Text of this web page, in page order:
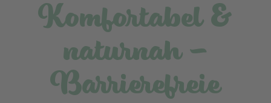
Komfortabel &
naturnah –
Barrierefreie